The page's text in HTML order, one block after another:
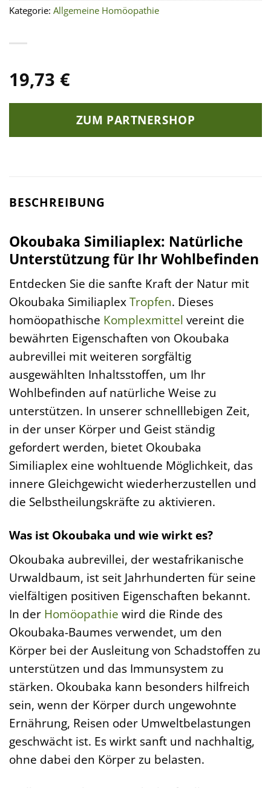
19,73 €
ZUM PARTNERSHOP
Kategorie: Allgemeine Homöopathie
BESCHREIBUNG
Okoubaka Similiaplex: Natürliche
Unterstützung für Ihr Wohlbefinden
Entdecken Sie die sanfte Kraft der Natur mit
Okoubaka SimiliaplexTropfen. Dieses
homöopathische Komplexmittel vereint die
bewährten Eigenschaften von Okoubaka
aubrevillei mit weiteren sorgfältig
ausgewählten Inhaltsstoffen, um Ihr
Wohlbefinden auf natürliche Weise zu
unterstützen. In unserer schnelllebigen Zeit,
in der unser Körper und Geist ständig
gefordert werden, bietet Okoubaka
Similiaplex eine wohltuende Möglichkeit, das
innere Gleichgewicht wiederherzustellen und
die Selbstheilungskräfte zu aktivieren.
Was ist Okoubaka und wie wirkt es?
Okoubaka aubrevillei, der westafrikanische
Urwaldbaum, ist seit Jahrhunderten für seine
vielfältigen positiven Eigenschaften bekannt.
In der Homöopathie wird die Rinde des
Okoubaka-Baumes verwendet, um den
Körper bei der Ausleitung von Schadstoffen zu
unterstützen und das Immunsystem zu
stärken. Okoubaka kann besonders hilfreich
sein, wenn der Körper durch ungewohnte
Ernährung, Reisen oder Umweltbelastungen
geschwächt ist. Es wirkt sanft und nachhaltig,
ohne dabei den Körper zu belasten.